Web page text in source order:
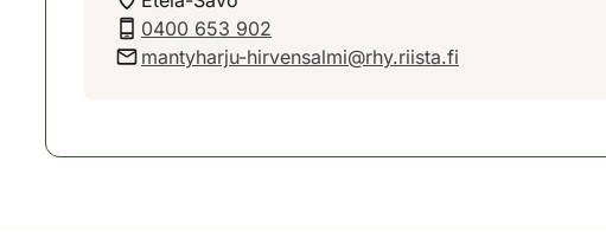
0400 653 902
mantyharju-hirvensalmi@rhy.riista.fi